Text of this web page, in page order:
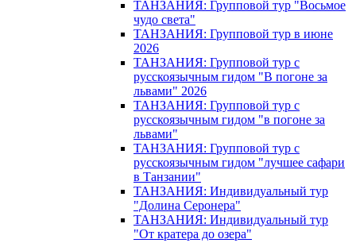
ТАНЗАНИЯ: Групповой тур "Восьмое
чудо света"
ТАНЗАНИЯ: Групповой тур в июне
2026
ТАНЗАНИЯ: Групповой тур с
русскоязычным гидом "В погоне за
львами" 2026
ТАНЗАНИЯ: Групповой тур с
русскоязычным гидом "в погоне за
львами"
ТАНЗАНИЯ: Групповой тур с
русскоязычным гидом "лучшее сафари
в Танзании"
ТАНЗАНИЯ: Индивидуальный тур
"Долина Серонера"
ТАНЗАНИЯ: Индивидуальный тур
"От кратера до озера"